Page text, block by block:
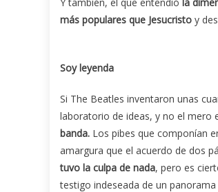
más populares que Jesucristo y
Soy leyenda
Si The Beatles inventaron unas
laboratorio de ideas, y no el mero
banda. Los pibes que componían
amargura que el acuerdo de dos
tuvo la culpa de nada, pero es
testigo indeseada de un panorama